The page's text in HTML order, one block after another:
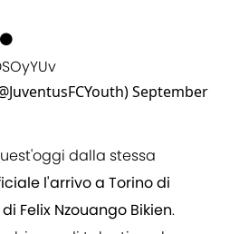
September
dalla stessa
l'arrivo a Torino di
Felix Nzouango Bikien.